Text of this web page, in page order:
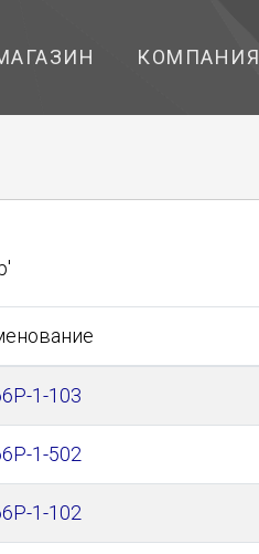
КОМПАНИЯ
1-103
1-502
1-102